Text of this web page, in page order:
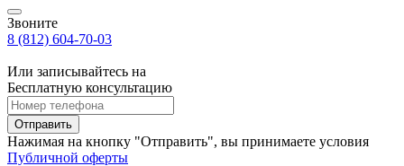
Звоните
8 (812) 604-70-03
Или записывайтесь на
Бесплатную консультацию
Отправить
Нажимая на кнопку "Отправить", вы принимаете условия
Публичной оферты